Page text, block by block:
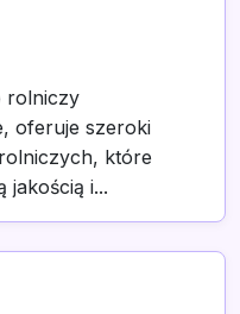
rolniczy
oferuje szeroki
które
jakością i...